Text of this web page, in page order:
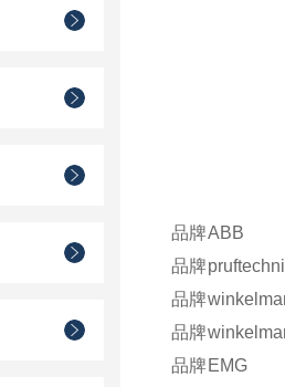
品牌ABB
品牌
品牌
品牌
品牌 EMG